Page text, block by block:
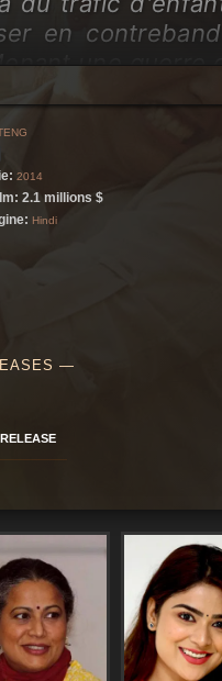
en
une guerre
débauche, des
qui changera
de souris entre
la mafia.
2014
2.1 millions $
Hindi
—